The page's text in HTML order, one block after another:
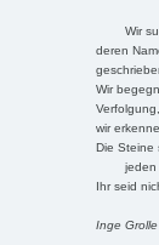
Wir
deren
Wir
Verfolgung,
wir
Die Steine
jeden
Ihr seid
Inge Grolle